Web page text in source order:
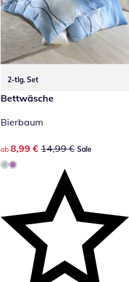
2-tlg. Set
reduzierter Preis 8,99 €,
Sale
Bettwäsche
Bierbaum
reduzierter Preis 8,99 €,
ab 8,99 € 14,99 € Sale